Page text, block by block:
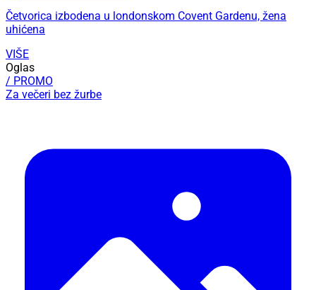
Četvorica izbodena u londonskom Covent Gardenu, žena
uhićena
VIŠE
Oglas
/ PROMO
Za večeri bez žurbe